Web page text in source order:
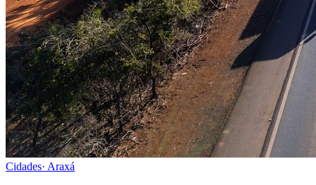
Cidades· Araxá